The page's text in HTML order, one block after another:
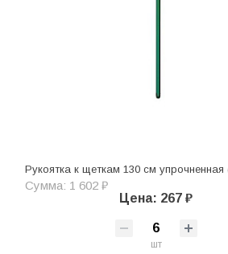
Рукоятка к щеткам 130 см упрочненная
Сумма: 1 602 ₽
Цена: 267 ₽
шт